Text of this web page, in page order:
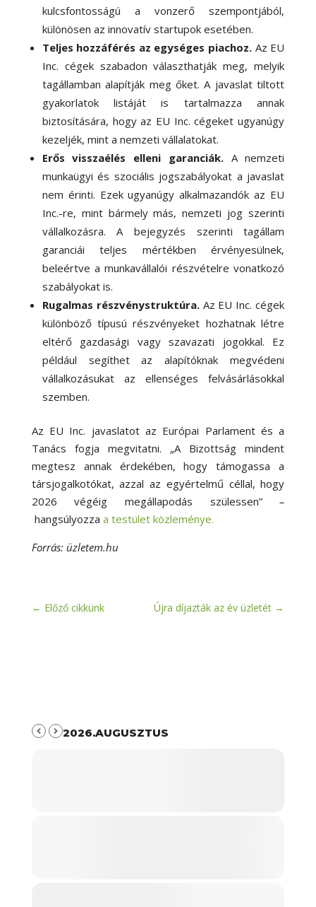
kulcsfontosságú a vonzerő szempontjából,
különösen az innovatív startupok esetében.
Teljes hozzáférés az egységes piachoz. Az EU
Inc. cégek szabadon választhatják meg, melyik
tagállamban alapítják meg őket. A javaslat tiltott
gyakorlatok listáját is tartalmazza annak
biztosítására, hogy az EU Inc. cégeket ugyanúgy
kezeljék, mint a nemzeti vállalatokat.
Erős visszaélés elleni garanciák.A nemzeti
munkaügyi és szociális jogszabályokat a javaslat
nem érinti. Ezek ugyanúgy alkalmazandók az EU
Inc.-re, mint bármely más, nemzeti jog szerinti
vállalkozásra. A bejegyzés szerinti tagállam
garanciái teljes mértékben érvényesülnek,
beleértve a munkavállalói részvételre vonatkozó
szabályokat is.
Rugalmas részvénystruktúra. Az EU Inc. cégek
különböző típusú részvényeket hozhatnak létre
eltérő gazdasági vagy szavazati jogokkal. Ez
például segíthet az alapítóknak megvédeni
vállalkozásukat az ellenséges felvásárlásokkal
szemben.
Az EU Inc. javaslatot az Európai Parlament és a
Tanács fogja megvitatni. „A Bizottság mindent
megtesz annak érdekében, hogy támogassa a
társjogalkotókat, azzal az egyértelmű céllal, hogy
2026 végéig megállapodás szülessen”–
hangsúlyozza a testület közleménye.
Forrás: üzletem.hu
← Előző cikkünk Újra díjazták az év üzletét →
2026.AUGUSZTUS